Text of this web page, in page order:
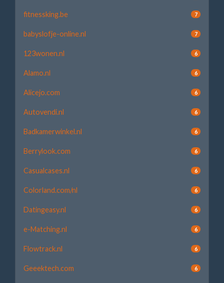
fitnessking.be 7
babyslofje-online.nl 7
123wonen.nl 6
Alamo.nl 6
Alicejo.com 6
Autovendi.nl 6
Badkamerwinkel.nl 6
Berrylook.com 6
Casualcases.nl 6
Colorland.com/nl 6
Datingeasy.nl 6
e-Matching.nl 6
Flowtrack.nl 6
Geeektech.com 6